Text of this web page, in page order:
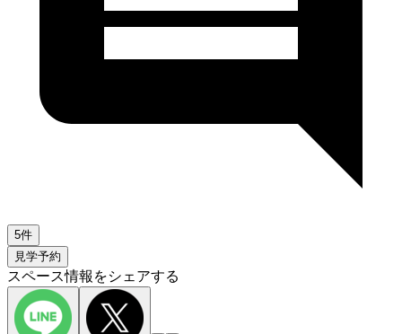
5件
見学予約
スペース情報をシェアする